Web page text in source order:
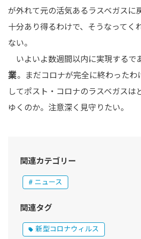
が外れて元の活気あるラスベガスに
十分あり得るわけで、そうなってく
ない。
いよいよ数週間以内に実現するで
業。まだコロナが完全に終わったわ
してポスト・コロナのラスベガスは
ゆくのか。注意深く見守りたい。
関連カテゴリー
ニュース
関連タグ
新型コロナウィルス